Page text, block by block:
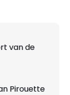
van de
Pirouette